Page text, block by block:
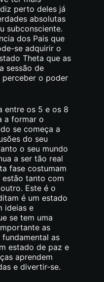
perto deles já
absolutas
subconsciente.
dos Pais que
se adquirir o
Theta que as
sessão de
perceber o poder
entre os 5 e os 8
a formar o
se começa a
do seu
o seu mundo
a ser tão real
fase costumam
estão tanto com
Este é o
é um estado
ideias e
se tem uma
as
as
estado de paz e
aprendem
e divertir-se.